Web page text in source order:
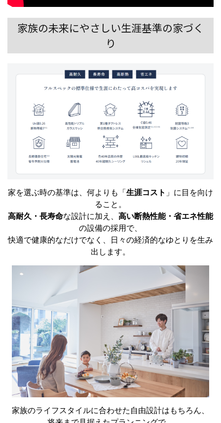
家族の未来にやさしい生涯基準の家づく
り
家を選ぶ時の基準は、何よりも「 生涯コスト 」に目を向け
ること。
高耐久・長寿命な設計に加え、 高い断熱性能・省エネ性能
の設備の採用で、
快適で健康的なだけでなく、日々の経済的なゆとりを生み
出します。
家族のライフスタイルに合わせた自由設計はもちろん、